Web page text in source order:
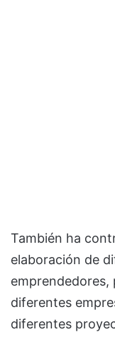
También ha
elaboración de
emprendedores,
diferentes
diferentes